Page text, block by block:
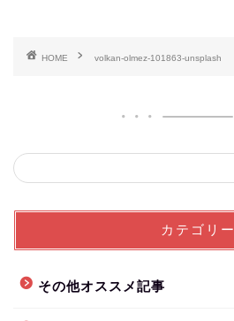
HOME volkan-olmez-101863-unsplash
カテゴリー
その他オススメ記事